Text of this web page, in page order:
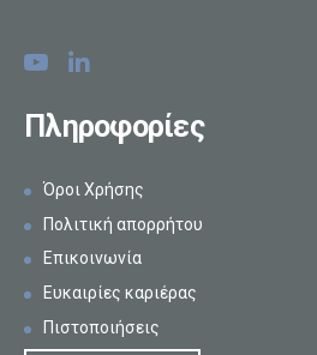
Πληροφορίες
Όροι Χρήσης
Πολιτική απορρήτου
Επικοινωνία
Ευκαιρίες καριέρας
Πιστοποιήσεις